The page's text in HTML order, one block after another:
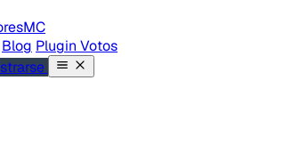
MC
Blog Plugin Votos